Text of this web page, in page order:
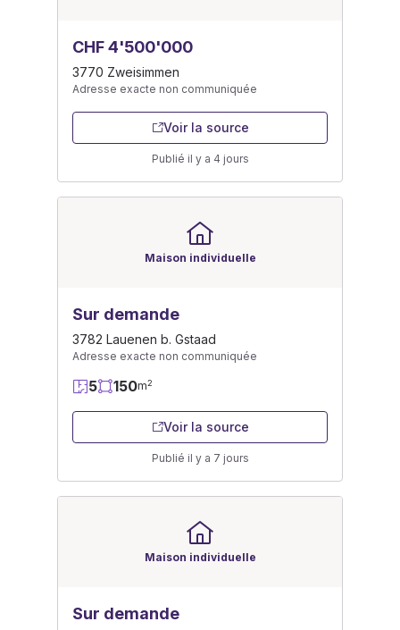
CHF 4'500'000
3770 Zweisimmen
Adresse exacte non communiquée
Voir la source
Publié il y a 4 jours
Maison individuelle
Sur demande
3782 Lauenen b. Gstaad
Adresse exacte non communiquée
5 150m2
Voir la source
Publié il y a 7 jours
Maison individuelle
Sur demande